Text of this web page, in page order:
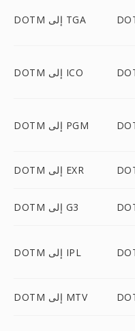
DOTM إلى TGA
DOTM إلى ICO
DOTM إلى PGM
DOTM إلى EXR
DOTM إلى G3
DOTM إلى IPL
DOTM إلى MTV